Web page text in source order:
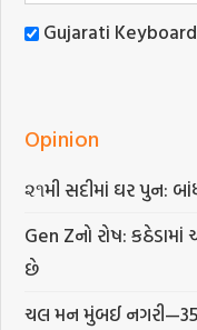
Gujarati Keyboard
Opinion
૨૧મી સદીમાં ઘર પુન:
Gen Zનો રોષ:
છે
ચલ મન મુંબઈ